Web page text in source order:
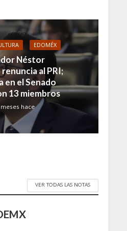
EDOMÉX
Néstor
al PRI;
en el Senado
13 miembros
hace
VER TODAS LAS NOTAS